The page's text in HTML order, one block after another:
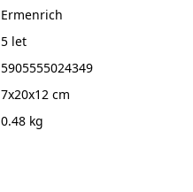
Ermenrich
5 let
5905555024349
7x20x12 cm
0.48 kg